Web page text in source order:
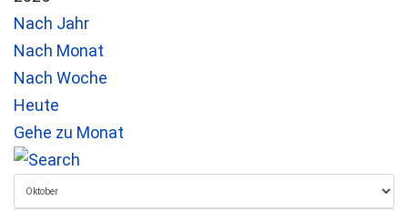
Nach Jahr
Nach Monat
Nach Woche
Heute
Gehe zu Monat